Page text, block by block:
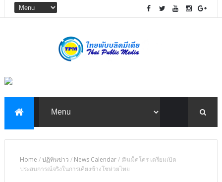
Home /ปฏิทินข่าว / News Calendar/ @แม็คโคร เตรียมเปิด
ประสบการณ์จริงในการเคียงข้างโชห่วยไทย